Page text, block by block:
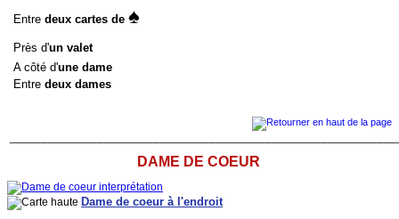
Entre deux cartes de ♠
Près d'un valet
A côté d'une dame
Entre deux dames
DAME DE COEUR
Dame de coeur à l'endroit